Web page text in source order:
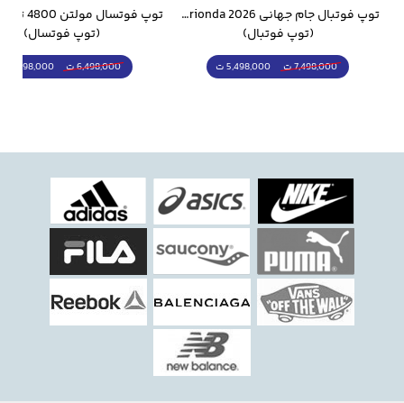
توپ فوتبال جام جهانی 2026 Trionda مشابه اورجینال
(توپ فوتبال)
7,498,000 ت 5,498,000 ت
(توپ فوتسال)
6,498,000 ت 5,298,000 ت